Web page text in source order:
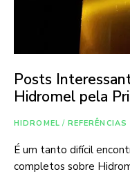
Posts
Hidromel pela
HIDROMEL / REFERÊNCIAS
É um tanto difícil
completos sobre